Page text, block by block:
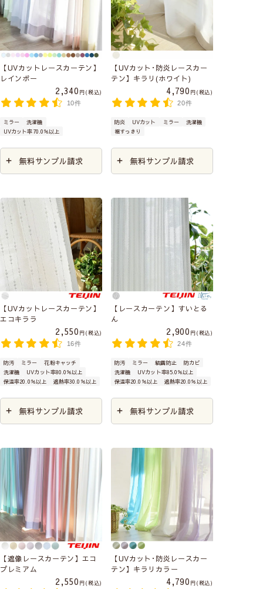
【UVカットレースカーテン】
レインボー
2,340
税込
10件
ミラー
洗濯機
UVカット率70.0％以上
無料サンプル請求
【UVカット･防炎レースカー
テン】キラリ(ホワイト)
4,790
税込
20件
防炎 UVカット ミラー
洗濯機
裾すっきり
無料サンプル請求
【UVカットレースカーテン】
エコキララ
2,550
税込
16件
防汚 ミラー
花粉キャッチ
洗濯機
UVカット率80.0％以上
保温率20.0％以上
遮熱率30.0％以上
無料サンプル請求
【レースカーテン】すいとる
ん
2,900
税込
24件
防汚 ミラー 結露防止
防カビ
洗濯機
UVカット率85.0％以上
保温率20.0％以上
遮熱率20.0％以上
無料サンプル請求
【遮像レースカーテン】エコ
プレミアム
2,550
税込
【UVカット･防炎レースカー
テン】キラリカラー
4,790
税込